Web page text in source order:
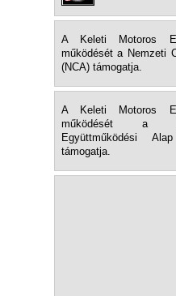
A Keleti Motoros
működését a Nemzeti
(NCA) támogatja.
A Keleti Motoros
működését a
Együttműködési
támogatja.